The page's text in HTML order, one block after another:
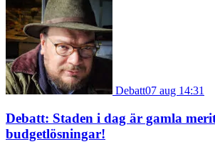
Debatt07 aug 14:31
Debatt: Staden i dag är gamla
budgetlösningar!